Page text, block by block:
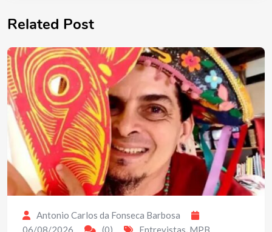
Related Post
Antonio Carlos da Fonseca Barbosa
06/08/2026
(0) Entrevistas, MPB